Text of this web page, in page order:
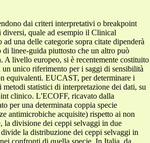
dai criteri interpretativi o breakpoint
diversi, quale ad esempio il Clinical
una delle categorie sopra citate dipenderà
linee-guida piuttosto che un altro può
A livello europeo, si è recentemente costituito
unico riferimento per i saggi di sensibilità
equivalenti. EUCAST, per determinare i
statistici di interpretazione dei dati, su
clinico. L'ECOFF, ricavato dalla
per una determinata coppia specie
antimicrobiche acquisite) rispetto ai non
divisione dei ceppi selvaggi in due
la distribuzione dei ceppi selvaggi in
confronti di quella specie. In Italia, da